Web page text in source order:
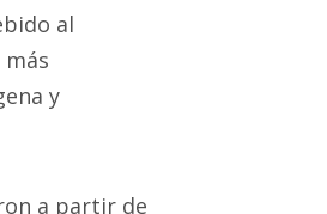
al
y
a partir de